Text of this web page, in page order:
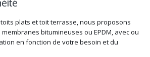
plats et toit terrasse, nous proposons
bitumineuses ou EPDM, avec ou
en fonction de votre besoin et du